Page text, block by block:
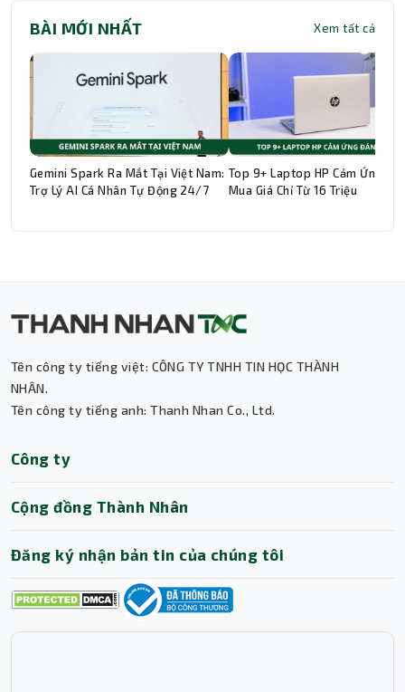
BÀI MỚI NHẤT Xem tất cả
Gemini Spark Ra Mắt Tại Việt Nam:
Trợ Lý AI Cá Nhân Tự Động 24/7
Top 9+ Laptop HP Cảm Ứng
Mua Giá Chỉ Từ 16 Triệu
Tên công ty tiếng việt: CÔNG TY TNHH TIN HỌC THÀNH
NHÂN.
Tên công ty tiếng anh: Thanh Nhan Co., Ltd.
Công ty
Cộng đồng Thành Nhân
Đăng ký nhận bản tin của chúng tôi
Trợ lý AI • Phản hồi tức thì